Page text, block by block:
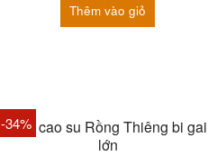
Thêm vào giỏ
-34%
Bao cao su Rồng Thiêng bi gai
lớn